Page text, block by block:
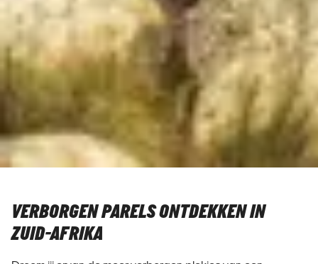
VERBORGEN PARELS ONTDEKKEN IN
ZUID-AFRIKA